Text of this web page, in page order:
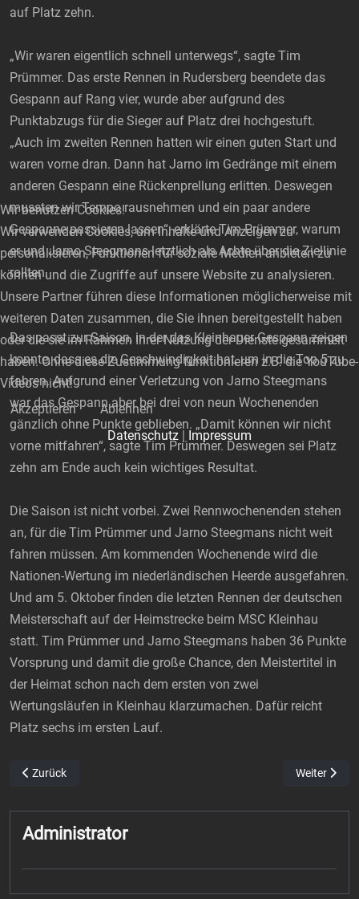
auf Platz zehn.
„Wir waren eigentlich schnell unterwegs“, sagte Tim
Prümmer. Das erste Rennen in Rudersberg beendete das
Gespann auf Rang vier, wurde aber aufgrund des
Punktabzugs für die Sieger auf Platz drei hochgestuft.
„Auch im zweiten Rennen hatten wir einen guten Start und
waren vorne dran. Dann hat Jarno im Gedränge mit einem
anderen Gespann eine Rückenprellung erlitten. Deswegen
mussten wir Tempo rausnehmen und ein paar andere
Gespanne passieren lassen“, erklärte Tim Prümmer, warum
er und Jarno Steegmans letztlich als Achte über die Ziellinie
rollten.
Das passt zur Saison, in der das Kleinhauer Gespann zeigen
konnte, dass es die Geschwindigkeit hat, um in die Top 5 zu
fahren. Aufgrund einer Verletzung von Jarno Steegmans
war das Gespann aber bei drei von neun Wochenenden
gänzlich ohne Punkte geblieben. „Damit können wir nicht
vorne mitfahren“, sagte Tim Prümmer. Deswegen sei Platz
zehn am Ende auch kein wichtiges Resultat.
Die Saison ist nicht vorbei. Zwei Rennwochenenden stehen
an, für die Tim Prümmer und Jarno Steegmans nicht weit
fahren müssen. Am kommenden Wochenende wird die
Nationen-Wertung im niederländischen Heerde ausgefahren.
Und am 5. Oktober finden die letzten Rennen der deutschen
Meisterschaft auf der Heimstrecke beim MSC Kleinhau
statt. Tim Prümmer und Jarno Steegmans haben 36 Punkte
Vorsprung und damit die große Chance, den Meistertitel in
der Heimat schon nach dem ersten von zwei
Wertungsläufen in Kleinhau klarzumachen. Dafür reicht
Platz sechs im ersten Lauf.
Vorheriger Beitrag: Demons laden zum letzten Heimspiel der Saison
Zurück Nächster
Weiter
Administrator
Wir benutzen Cookies!
Wir verwenden Cookies, um Inhalte und Anzeigen zu
personalisieren, Funktionen für soziale Medien anbieten zu
können und die Zugriffe auf unsere Website zu analysieren.
Unsere Partner führen diese Informationen möglicherweise mit
weiteren Daten zusammen, die Sie ihnen bereitgestellt haben
oder die sie im Rahmen Ihrer Nutzung der Dienste gesammelt
haben. Ohne diese Zustimmung funktionieren z.B. die YouTube-
Videos nicht!
Akzeptieren
Ablehnen
Datenschutz | Impressum